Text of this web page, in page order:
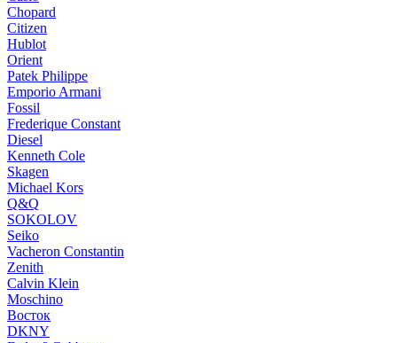
Chopard
Citizen
Hublot
Orient
Patek Philippe
Emporio Armani
Fossil
Frederique Constant
Diesel
Kenneth Cole
Skagen
Michael Kors
Q&Q
SOKOLOV
Seiko
Vacheron Constantin
Zenith
Calvin Klein
Moschino
Восток
DKNY